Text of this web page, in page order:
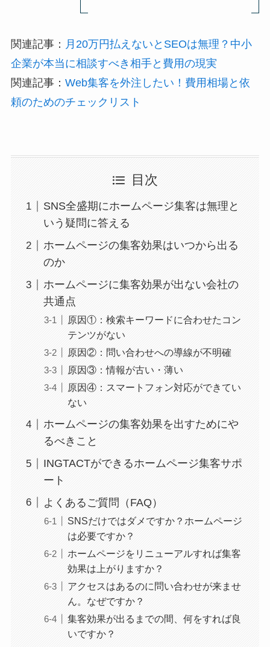
関連記事： 月20万円払えないとSEOは無理？中小
企業が本当に相談すべき相手と費用の現実
関連記事： Web集客を外注したい！費用相場と依
頼のためのチェックリスト
目次
SNS全盛期にホームページ集客は無理と
いう疑問に答える
ホームページの集客効果はいつから出る
のか
ホームページに集客効果が出ない会社の
共通点
原因①：検索キーワードに合わせたコン
テンツがない
原因②：問い合わせへの導線が不明確
原因③：情報が古い・薄い
原因④：スマートフォン対応ができてい
ない
ホームページの集客効果を出すためにや
るべきこと
INGTACTができるホームページ集客サポ
ート
よくあるご質問（FAQ）
SNSだけではダメですか？ホームページ
は必要ですか？
ホームページをリニューアルすれば集客
効果は上がりますか？
アクセスはあるのに問い合わせが来ませ
ん。なぜですか？
集客効果が出るまでの間、何をすれば良
いですか？